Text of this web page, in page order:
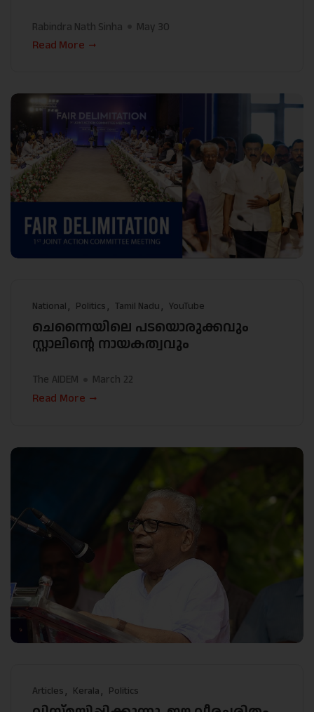
Rabindra Nath Sinha
May 30
Read More
National Politics Tamil Nadu YouTube
ചെന്നൈയിലെ പടയൊരുക്കവും
സ്റ്റാലിന്റെ നായകത്വവും
The AIDEM March 22
Read More
Articles Kerala Politics